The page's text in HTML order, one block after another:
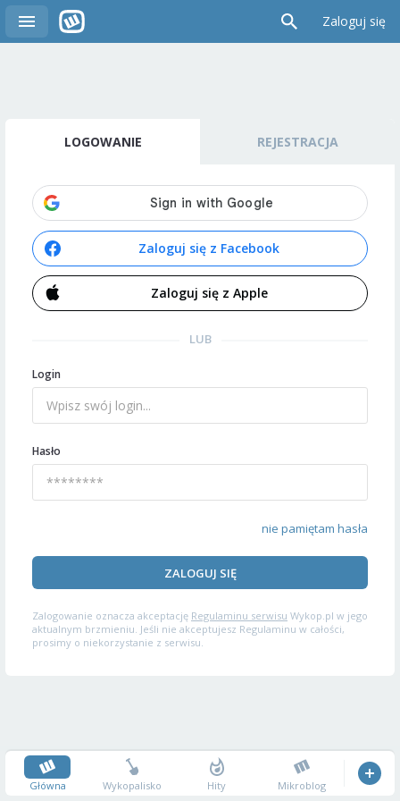
Zaloguj się
LOGOWANIE REJESTRACJA
Zaloguj się z Facebook
Zaloguj się z Apple
LUB
Login
Hasło
nie pamiętam hasła
ZALOGUJ SIĘ
Zalogowanie oznacza akceptację Regulaminu serwisu Wykop.pl w jego
aktualnym brzmieniu. Jeśli nie akceptujesz Regulaminu w całości,
prosimy o niekorzystanie z serwisu.
Główna Wykopalisko Hity Mikroblog